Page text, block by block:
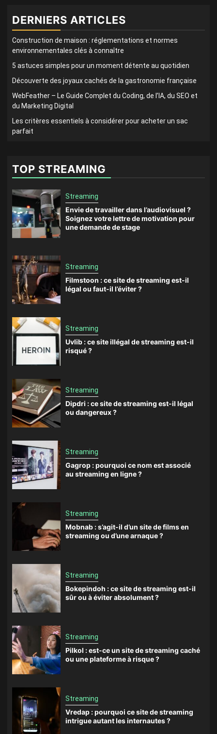
DERNIERS ARTICLES
Construction de maison : réglementations et normes
environnementales clés à connaître
5 astuces simples pour un moment détente au quotidien
Découverte des joyaux cachés de la gastronomie française
WebFeather – Le Guide Complet du Coding, de l’IA, du SEO et
du Marketing Digital
Les critères essentiels à considérer pour acheter un sac
parfait
TOP STREAMING
Streaming
Envie de travailler dans l’audiovisuel ?
Soignez votre lettre de motivation pour
une demande de stage
Streaming
Filmstoon : ce site de streaming est-il
légal ou faut-il l’éviter ?
Streaming
Uvlib : ce site illégal de streaming est-il
risqué ?
Streaming
Dipdri : ce site de streaming est-il légal
ou dangereux ?
Streaming
Gagrop : pourquoi ce nom est associé
au streaming en ligne ?
Streaming
Mobnab : s’agit-il d’un site de films en
streaming ou d’une arnaque ?
Streaming
Bokepindoh : ce site de streaming est-il
sûr ou à éviter absolument ?
Streaming
Pilkol : est-ce un site de streaming caché
ou une plateforme à risque ?
Streaming
Vredap : pourquoi ce site de streaming
intrigue autant les internautes ?